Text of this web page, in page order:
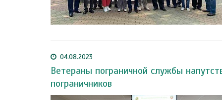
04.08.2023
Ветераны пограничной службы
пограничников